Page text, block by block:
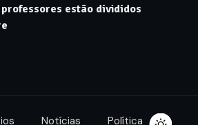
professores estão divididos
Notícias Política